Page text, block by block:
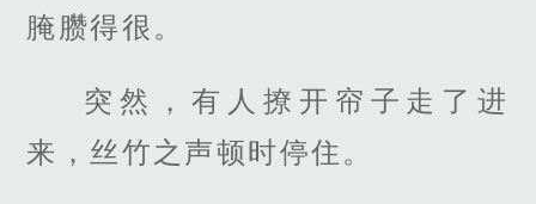
腌臜得很。
突然，有人撩开帘子走了进
来，丝竹之声顿时停住。